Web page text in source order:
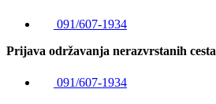
091/607-1934
Prijava održavanja nerazvrstanih cesta
091/607-1934